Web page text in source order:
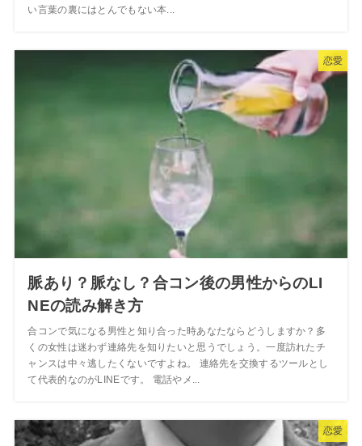
い言葉の裏にはとんでもない本...
恋愛
脈あり？脈なし？合コン後の男性からのLI
NEの読み解き方
合コンで気になる男性と知り合った時あなたならどうしますか？多
くの女性は迷わず連絡先を知りたいと思うでしょう。一度訪れたチ
ャンスは中々逃したくないですよね。 連絡先を交換するツールとし
て代表的なのがLINEです。 電話やメ...
恋愛